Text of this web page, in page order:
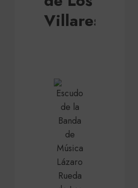
Villares